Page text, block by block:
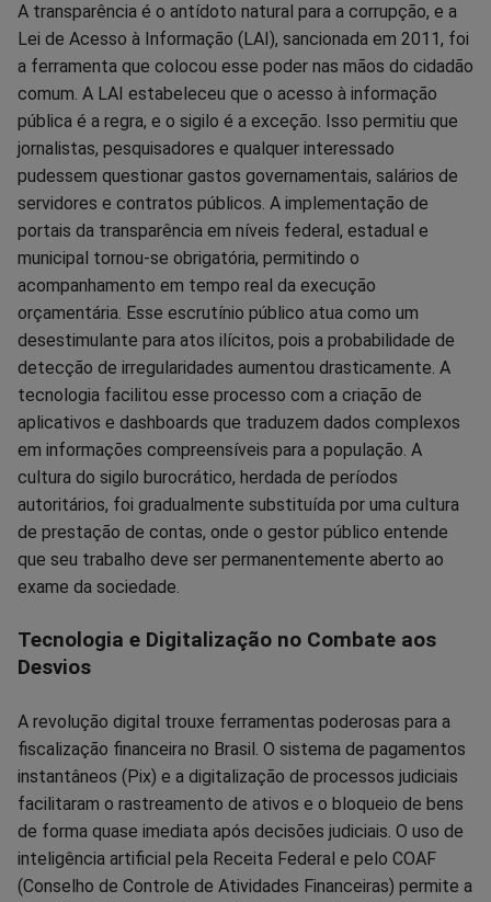
A transparência é o antídoto natural para a corrupção, e a
Lei de Acesso à Informação (LAI), sancionada em 2011, foi
a ferramenta que colocou esse poder nas mãos do cidadão
comum. A LAI estabeleceu que o acesso à informação
pública é a regra, e o sigilo é a exceção. Isso permitiu que
jornalistas, pesquisadores e qualquer interessado
pudessem questionar gastos governamentais, salários de
servidores e contratos públicos. A implementação de
portais da transparência em níveis federal, estadual e
municipal tornou-se obrigatória, permitindo o
acompanhamento em tempo real da execução
orçamentária. Esse escrutínio público atua como um
desestimulante para atos ilícitos, pois a probabilidade de
detecção de irregularidades aumentou drasticamente. A
tecnologia facilitou esse processo com a criação de
aplicativos e dashboards que traduzem dados complexos
em informações compreensíveis para a população. A
cultura do sigilo burocrático, herdada de períodos
autoritários, foi gradualmente substituída por uma cultura
de prestação de contas, onde o gestor público entende
que seu trabalho deve ser permanentemente aberto ao
exame da sociedade.
Tecnologia e Digitalização no Combate aos
Desvios
A revolução digital trouxe ferramentas poderosas para a
fiscalização financeira no Brasil. O sistema de pagamentos
instantâneos (Pix) e a digitalização de processos judiciais
facilitaram o rastreamento de ativos e o bloqueio de bens
de forma quase imediata após decisões judiciais. O uso de
inteligência artificial pela Receita Federal e pelo COAF
(Conselho de Controle de Atividades Financeiras) permite a